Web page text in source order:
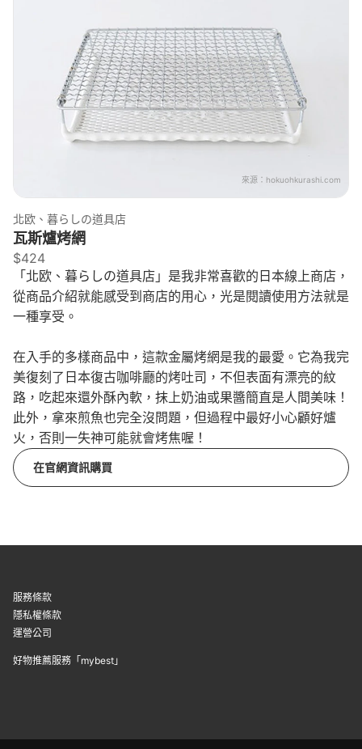
來源： hokuohkurashi.com
北欧、暮らしの道具店
瓦斯爐烤網
$424
「北欧、暮らしの道具店」是我非常喜歡的日本線上商店，
從商品介紹就能感受到商店的用心，光是閱讀使用方法就是
一種享受。
在入手的多樣商品中，這款金屬烤網是我的最愛。它為我完
美復刻了日本復古咖啡廳的烤吐司，不但表面有漂亮的紋
路，吃起來還外酥內軟，抹上奶油或果醬簡直是人間美味！
此外，拿來煎魚也完全沒問題，但過程中最好小心顧好爐
火，否則一失神可能就會烤焦喔！
在官網資訊購買
服務條款
隱私權條款
運營公司
好物推薦服務「mybest」